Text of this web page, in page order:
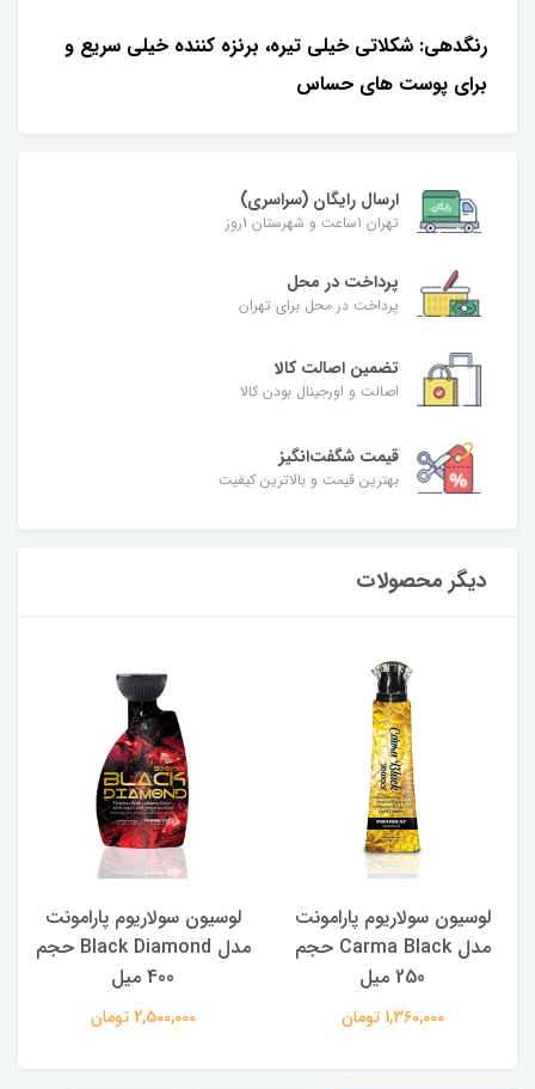
رنگدهی: شكلاتى خيلى تيره، برنزه كننده خيلى سريع و
براى پوست هاى حساس
ارسال رایگان (سراسری)
تهران 1ساعت و شهرستان 1روز
پرداخت در محل
پرداخت در محل برای تهران
تضمین اصالت کالا
اصالت و اورجینال بودن کالا
قیمت شگفت‌انگیز
بهترین قیمت و بالاترین کیفیت
دیگر محصولات
لوسیون سولاریوم پارامونت
مدل Carma Black حجم
250 میل
1,360,000 تومان
لوسیون سولاریوم پارامونت
مدل Black Diamond حجم
400 میل
2,500,000 تومان